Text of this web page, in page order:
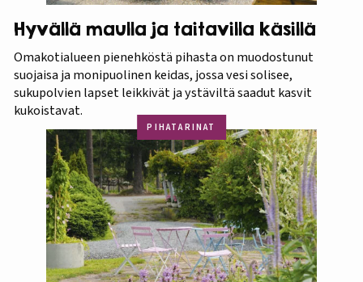
Hyvällä maulla ja taitavilla käsillä
Omakotialueen pienehköstä pihasta on muodostunut
suojaisa ja monipuolinen keidas, jossa vesi solisee,
sukupolvien lapset leikkivät ja ystäviltä saadut kasvit
kukoistavat.
PIHATARINAT